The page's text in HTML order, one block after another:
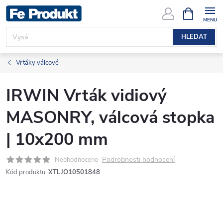
Přejít
na
obsah
HLEDAT
NÁKUPNÍ
KOŠÍK
Vrtáky válcové
IRWIN Vrták vidiový
MASONRY, válcová stopka
| 10x200 mm
Neohodnoceno Podrobnosti hodnocení
Kód produktu: XTLJO10501848